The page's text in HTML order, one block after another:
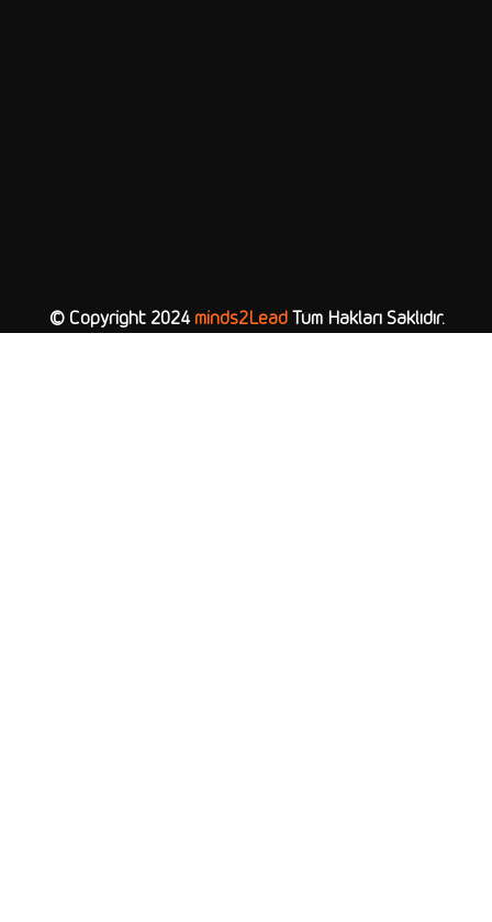
© Copyright 2024 minds2LeadTüm Hakları Saklıdır.